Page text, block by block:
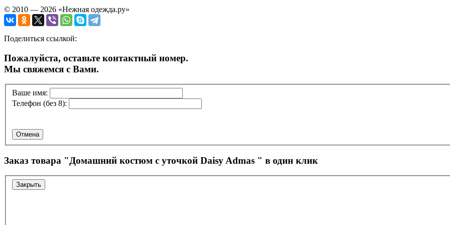
© 2010 — 2026 «Нежная одежда.ру»
Поделиться ссылкой:
Пожалуйста, оставьте контактный номер.
Мы свяжемся с Вами.
Ваше имя:
Телефон (без 8):
Отмена
Заказ товара "Домашний костюм с уточкой Daisy Admas " в один клик
Закрыть